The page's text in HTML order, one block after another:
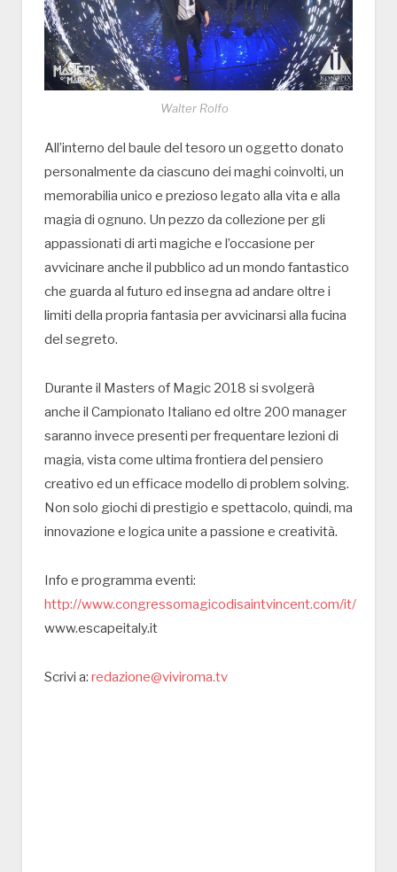
Walter Rolfo
All’interno del baule del tesoro un oggetto donato
personalmente da ciascuno dei maghi coinvolti, un
memorabilia unico e prezioso legato alla vita e alla
magia di ognuno. Un pezzo da collezione per gli
appassionati di arti magiche e l’occasione per
avvicinare anche il pubblico ad un mondo fantastico
che guarda al futuro ed insegna ad andare oltre i
limiti della propria fantasia per avvicinarsi alla fucina
del segreto.
Durante il Masters of Magic 2018 si svolgerà
anche il Campionato Italiano ed oltre 200 manager
saranno invece presenti per frequentare lezioni di
magia, vista come ultima frontiera del pensiero
creativo ed un efficace modello di problem solving.
Non solo giochi di prestigio e spettacolo, quindi, ma
innovazione e logica unite a passione e creatività.
Info e programma eventi:
http://www.congressomagicodisaintvincent.com/it/
www.escapeitaly.it
Scrivi a: redazione@viviroma.tv